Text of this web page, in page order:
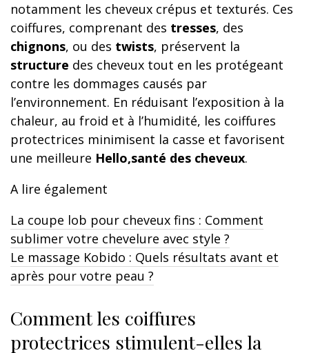
notamment les cheveux crépus et texturés. Ces
coiffures, comprenant des tresses, des
chignons, ou des twists, préservent la
structure des cheveux tout en les protégeant
contre les dommages causés par
l’environnement. En réduisant l’exposition à la
chaleur, au froid et à l’humidité, les coiffures
protectrices minimisent la casse et favorisent
une meilleure Hello,santé des cheveux.
A lire également
La coupe lob pour cheveux fins : Comment
sublimer votre chevelure avec style ?
Le massage Kobido : Quels résultats avant et
après pour votre peau ?
Comment les coiffures
protectrices stimulent-elles la